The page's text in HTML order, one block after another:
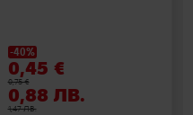
-40%
0,45 €
0,75 €
0,88 ЛВ.
1,47 ЛВ.